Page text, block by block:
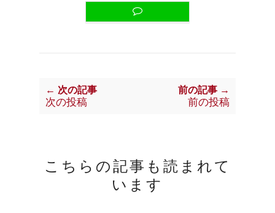
← 次の記事
次の投稿
前の記事 →
前の投稿
こちらの記事も読まれて
います